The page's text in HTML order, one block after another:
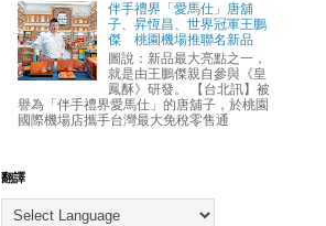
伴手禮界「愛馬仕」唐舖
子、昇恆昌、世界冠軍王鵬
傑 桃園機場推聯名新品
圖說：新品最大亮點之一，
就是由王鵬傑親自參與《皇
鳳酥》研發。 【台北訊】被
譽為「伴手禮界愛馬仕」的唐舖子，於桃園
國際機場店攜手台灣最大免稅零售通
翻譯